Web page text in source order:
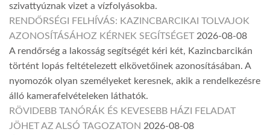
szivattyúznak vizet a vízfolyásokba.
RENDŐRSÉGI FELHÍVÁS: KAZINCBARCIKAI TOLVAJOK
AZONOSÍTÁSÁHOZ KÉRNEK SEGÍTSÉGET 2026-08-08
A rendőrség a lakosság segítségét kéri két, Kazincbarcikán
történt lopás feltételezett elkövetőinek azonosításában. A
nyomozók olyan személyeket keresnek, akik a rendelkezésre
álló kamerafelvételeken láthatók.
RÖVIDEBB TANÓRÁK ÉS KEVESEBB HÁZI FELADAT
JÖHET AZ ALSÓ TAGOZATON 2026-08-08